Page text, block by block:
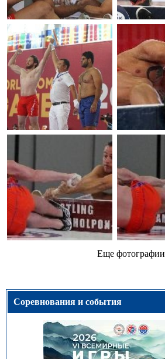
Еще фотографии
Соревнования и события